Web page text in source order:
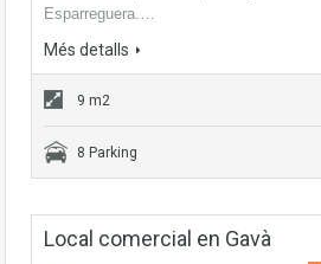
Esparreguera.…
Més detalls
9 m2
8 Parking
Local comercial en Gavà